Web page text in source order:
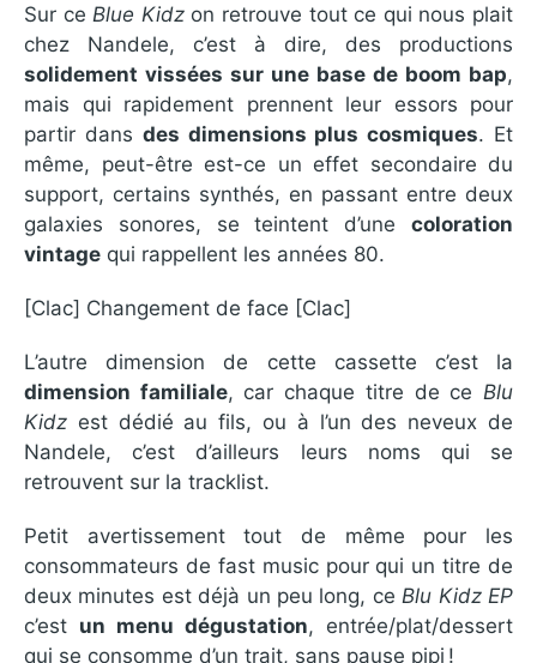
Sur ce Blue Kidzon retrouve tout ce qui nous plait
chez Nandele, c’est à dire, des productions
solidement vissées sur une base de boom bap,
mais qui rapidement prennent leur essors pour
partir dans des dimensions plus cosmiques. Et
même, peut-être est-ce un effet secondaire du
support, certains synthés, en passant entre deux
galaxies sonores, se teintent d’une coloration
vintage qui rappellent les années 80.
[Clac] Changement de face [Clac]
L’autre dimension de cette cassette c’est la
dimension familiale, car chaque titre de ce Blu
Kidz est dédié au fils, ou à l’un des neveux de
Nandele, c’est d’ailleurs leurs noms qui se
retrouvent sur la tracklist.
Petit avertissement tout de même pour les
consommateurs de fast music pour qui un titre de
deux minutes est déjà un peu long, ce Blu Kidz EP
c’est un menu dégustation, entrée/plat/dessert
qui se consomme d’un trait, sans pause pipi !